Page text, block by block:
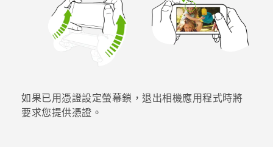
如果已用憑證設定螢幕鎖，退出相機應用程式時將
要求您提供憑證。